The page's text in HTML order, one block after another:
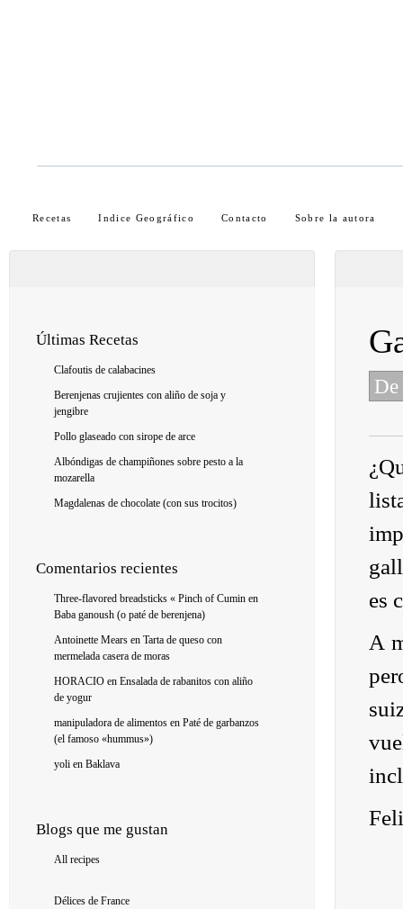
Recetas Indice Geográfico Contacto Sobre la autora
Últimas Recetas
Clafoutis de calabacines
Berenjenas crujientes con aliño de soja y
jengibre
Pollo glaseado con sirope de arce
Albóndigas de champiñones sobre pesto a la
mozarella
Magdalenas de chocolate (con sus trocitos)
Comentarios recientes
Three-flavored breadsticks « Pinch of Cumin en
Baba ganoush (o paté de berenjena)
Antoinette Mears en Tarta de queso con
mermelada casera de moras
HORACIO en Ensalada de rabanitos con aliño
de yogur
manipuladora de alimentos en Paté de garbanzos
(el famoso «hummus»)
yoli en Baklava
Blogs que me gustan
All recipes
Délices de France
es
A